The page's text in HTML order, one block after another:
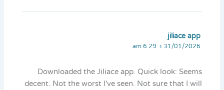
jiliace app
31/01/2026 ב 6:29 am
Downloaded the Jiliace app. Quick look: Seems
decent. Not the worst I've seen. Not sure that I will